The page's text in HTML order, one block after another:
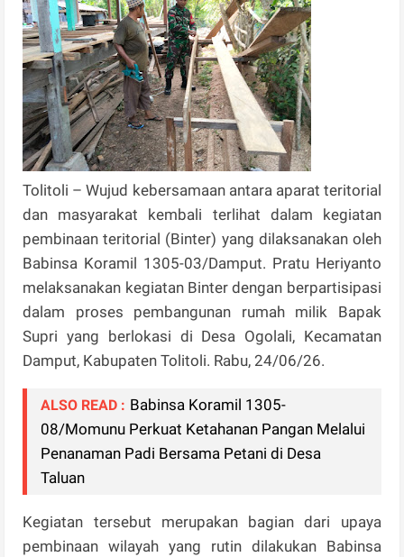
Tolitoli – Wujud kebersamaan antara aparat teritorial
dan masyarakat kembali terlihat dalam kegiatan
pembinaan teritorial (Binter) yang dilaksanakan oleh
Babinsa Koramil 1305-03/Damput. Pratu Heriyanto
melaksanakan kegiatan Binter dengan berpartisipasi
dalam proses pembangunan rumah milik Bapak
Supri yang berlokasi di Desa Ogolali, Kecamatan
Damput, Kabupaten Tolitoli. Rabu, 24/06/26.
ALSO READ : Babinsa Koramil 1305-
08/Momunu Perkuat Ketahanan Pangan Melalui
Penanaman Padi Bersama Petani di Desa
Taluan
Kegiatan tersebut merupakan bagian dari upaya
pembinaan wilayah yang rutin dilakukan Babinsa